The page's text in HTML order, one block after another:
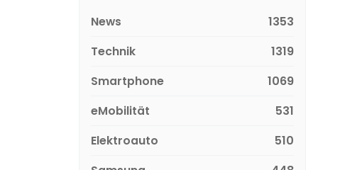
News
1353
Technik
1319
Smartphone
1069
eMobilität
531
Elektroauto
510